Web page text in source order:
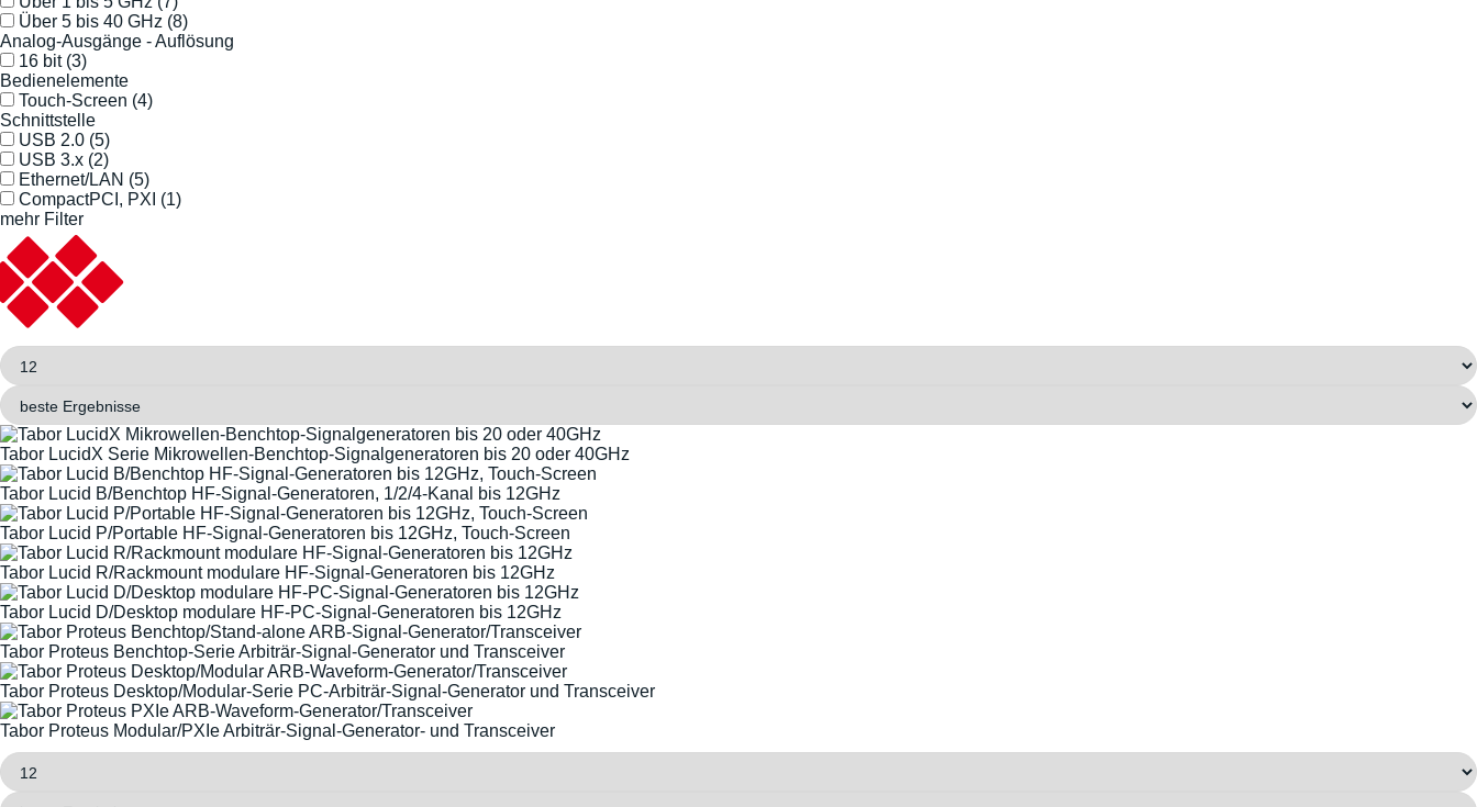
Über 5 bis 40 GHz (8)
Analog-Ausgänge - Auflösung
16 bit (3)
Bedienelemente
Touch-Screen (4)
Schnittstelle
USB 2.0 (5)
USB 3.x (2)
Ethernet/LAN (5)
CompactPCI, PXI (1)
mehr Filter
Tabor LucidX Serie Mikrowellen-Benchtop-Signalgeneratoren bis 20 oder 40GHz
Tabor Lucid B/Benchtop HF-Signal-Generatoren, 1/2/4-Kanal bis 12GHz
Tabor Lucid P/Portable HF-Signal-Generatoren bis 12GHz, Touch-Screen
Tabor Lucid R/Rackmount modulare HF-Signal-Generatoren bis 12GHz
Tabor Lucid D/Desktop modulare HF-PC-Signal-Generatoren bis 12GHz
Tabor Proteus Benchtop-Serie Arbiträr-Signal-Generator und Transceiver
Tabor Proteus Desktop/Modular-Serie PC-Arbiträr-Signal-Generator und Transceiver
Tabor Proteus Modular/PXIe Arbiträr-Signal-Generator- und Transceiver